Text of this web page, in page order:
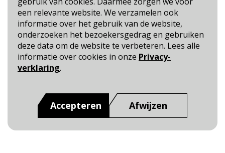
een relevante website. We verzamelen ook
informatie over het gebruik van de website,
onderzoeken het bezoekersgedrag en gebruiken
deze data om de website te verbeteren. Lees alle
informatie over cookies in onze Privacy-
verklaring.
Accepteren Afwijzen
Cookie- en Privacybeleid
Toegankelijkheid
Dit is een website van:Veiligheidsregio Rotterdam-
Rijnmond